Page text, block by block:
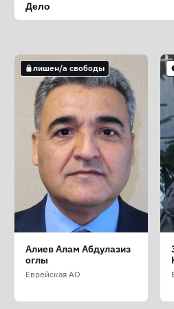
Дело
лишен/а свободы
Алиев Алам Абдулазиз
оглы
Еврейская АО